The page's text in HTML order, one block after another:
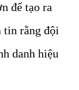
để tạo ra
tin rằng đội
danh hiệu